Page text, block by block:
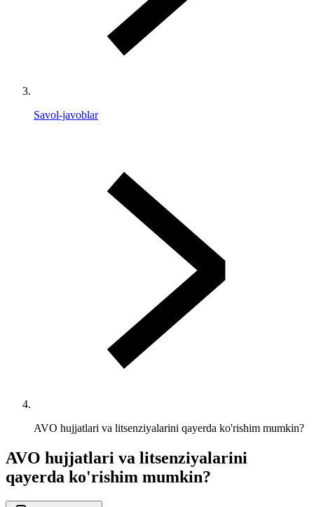
Savol-javoblar
AVO hujjatlari va litsenziyalarini qayerda ko'rishim mumkin?
AVO hujjatlari va litsenziyalarini
qayerda ko'rishim mumkin?